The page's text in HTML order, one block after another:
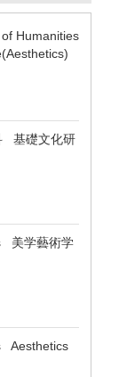
Humanities
基礎文化研
美学藝術学
Aesthetics